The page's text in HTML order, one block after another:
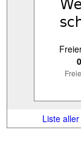
Liste